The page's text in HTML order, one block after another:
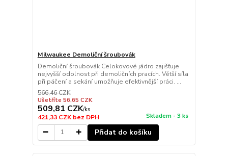
Milwaukee Demoliční šroubovák
Demoliční šroubovák Celokovové jádro zajišťuje
nejvyšší odolnost při demoličních pracích. Větší síla
při páčení a sekání umožňuje efektivnější práci. ...
566,46 CZK
Ušetříte 56,65 CZK
509,81 CZK/ks
421,33 CZKbez DPH Skladem - 3 ks
Přidat do košíku